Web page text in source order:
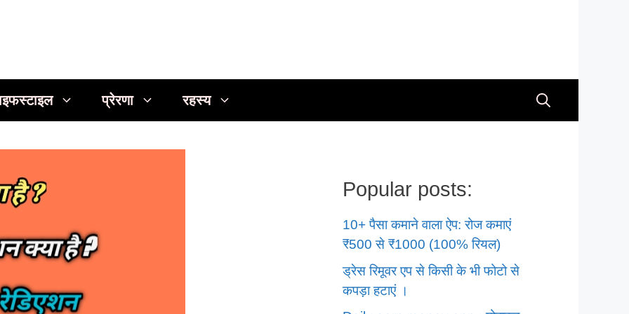
प्रेरणा रहस्य
Popular posts:
10+ पैसा कमाने वाला ऐप: रोज कमाएं
₹500 से ₹1000 (100% रियल)
ड्रेस रिमूवर एप से किसी के भी फोटो से
कपड़ा हटाएं ।